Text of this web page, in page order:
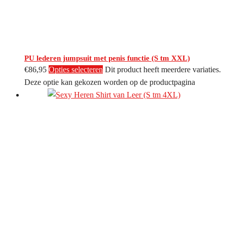
PU lederen jumpsuit met penis functie (S tm XXL)
€86,95 Opties selecteren Dit product heeft meerdere variaties.
Deze optie kan gekozen worden op de productpagina